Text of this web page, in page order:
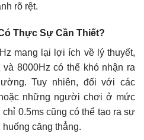
rõ rệt.
Thực Sự Cần Thiết?
mang lại lợi ích về lý thuyết,
8000Hz có thể khó nhận ra
Tuy nhiên, đối với các
những người chơi ở mức
0.5ms cũng có thể tạo ra sự
căng thẳng.